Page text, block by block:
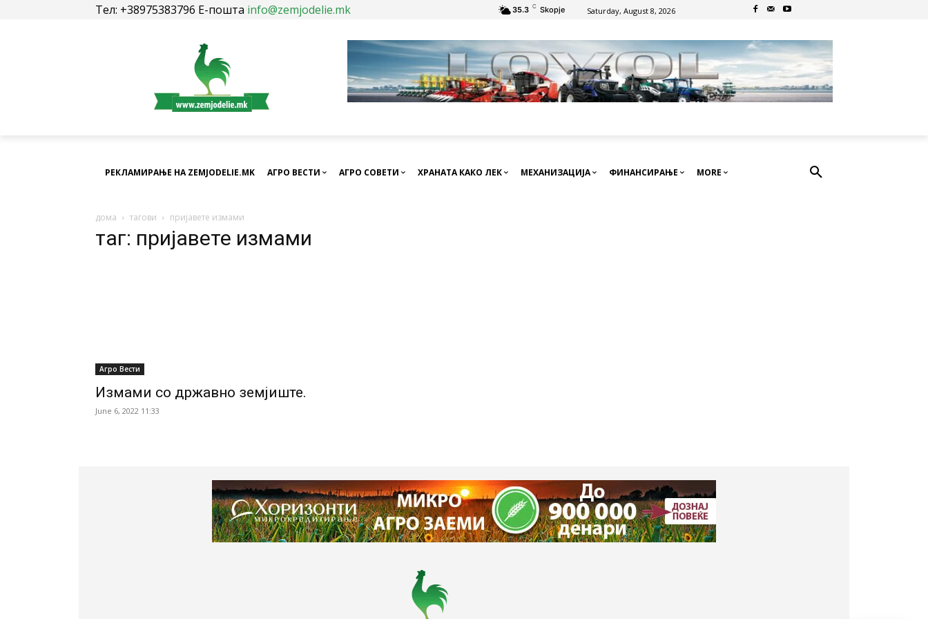
Тел: +38975383796 Е-пошта info@zemjodelie.mk 35.3 C Skopje Saturday, August 8, 2026
РЕКЛАМИРАЊЕ НА ZEMJODELIE.MK АГРО ВЕСТИ АГРО СОВЕТИ ХРАНАТА КАКО ЛЕК МЕХАНИЗАЦИЈА ФИНАНСИРАЊЕ MORE
дома тагови пријавете измами
таг: пријавете измами
Агро Вести
Измами со државно земјиште.
June 6, 2022 11:33